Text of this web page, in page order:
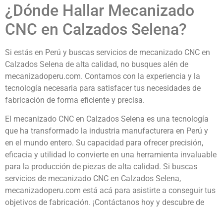
¿Dónde Hallar Mecanizado
CNC en Calzados Selena?
Si estás en Perú y buscas servicios de mecanizado CNC en
Calzados Selena de alta calidad, no busques alén de
mecanizadoperu.com. Contamos con la experiencia y la
tecnología necesaria para satisfacer tus necesidades de
fabricación de forma eficiente y precisa.
El mecanizado CNC en Calzados Selena es una tecnología
que ha transformado la industria manufacturera en Perú y
en el mundo entero. Su capacidad para ofrecer precisión,
eficacia y utilidad lo convierte en una herramienta invaluable
para la producción de piezas de alta calidad. Si buscas
servicios de mecanizado CNC en Calzados Selena,
mecanizadoperu.com está acá para asistirte a conseguir tus
objetivos de fabricación. ¡Contáctanos hoy y descubre de